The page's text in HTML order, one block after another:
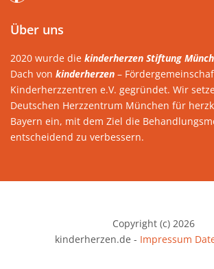
Über uns
2020 wurde die kinderherzen Stiftung
Dach von kinderherzen –
Kinderherzzentren e.V. gegründet. Wir
Deutschen Herzzentrum München für
Bayern ein, mit dem Ziel die
entscheidend zu verbessern.
Copyright (c) 2026
kinderherzen.de - Impressum